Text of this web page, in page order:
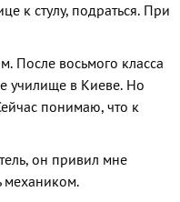
к стулу, подраться. При
После восьмого класса
училище в Киеве. Но
понимаю, что к
он привил мне
механиком.